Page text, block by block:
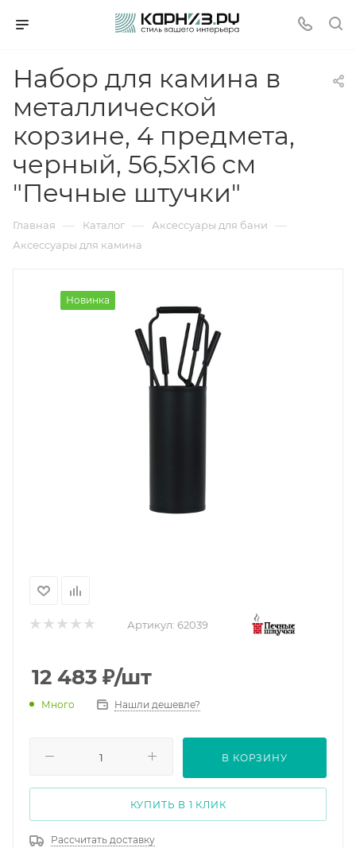
Набор для камина в
металлической
корзине, 4 предмета,
черный, 56,5х16 см
"Печные штучки"
Главная — Каталог — Аксессуары для бани —
Аксессуары для камина
Новинка
Артикул: 62039
12 483 ₽/шт
Много Нашли дешевле?
В КОРЗИНУ
КУПИТЬ В 1 КЛИК
Рассчитать доставку